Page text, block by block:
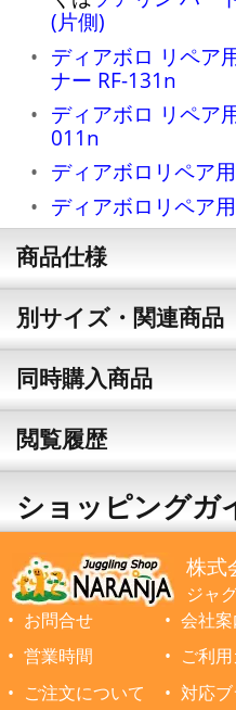
(片側)
ディアボロ リペア
ナー RF-131n
ディアボロ リペア
011n
ディアボロリペア
ディアボロリペア
商品仕様
別サイズ・関連商品
同時購入商品
閲覧履歴
ショッピングガ
株式
ジャ
お問合せ
会社
営業時間
ご利
ご注文について
対応